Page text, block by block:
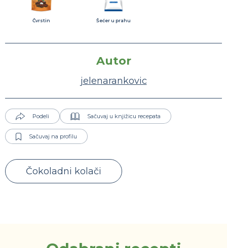
Čvrstin Šećer u prahu
Autor
jelenarankovic
Podeli Sačuvaj u knjižicu recepata
Sačuvaj na profilu
Čokoladni kolači